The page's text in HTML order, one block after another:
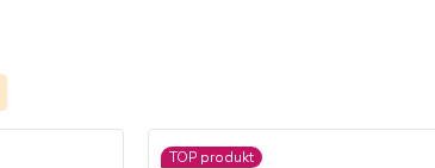
TOP produkt